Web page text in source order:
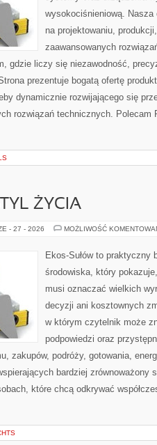
wysokociśnieniową. Nasza
na projektowaniu,
zaawansowanych
gdzie liczy się niezawodność,
prezentuje bogatą ofertę
dynamicznie rozwijającego się
rozwiązań technicznych. Polecam
ŻYCIA
- 27 - 2026 MOŻLIWOŚĆ
Ekos-Sułów to praktyczny
środowiska, który
musi oznaczać wielkich
decyzji ani kosztownych
w którym czytelnik może
podpowiedzi oraz
zakupów, podróży, gotowania,
bardziej zrównoważony
które chcą odkrywać